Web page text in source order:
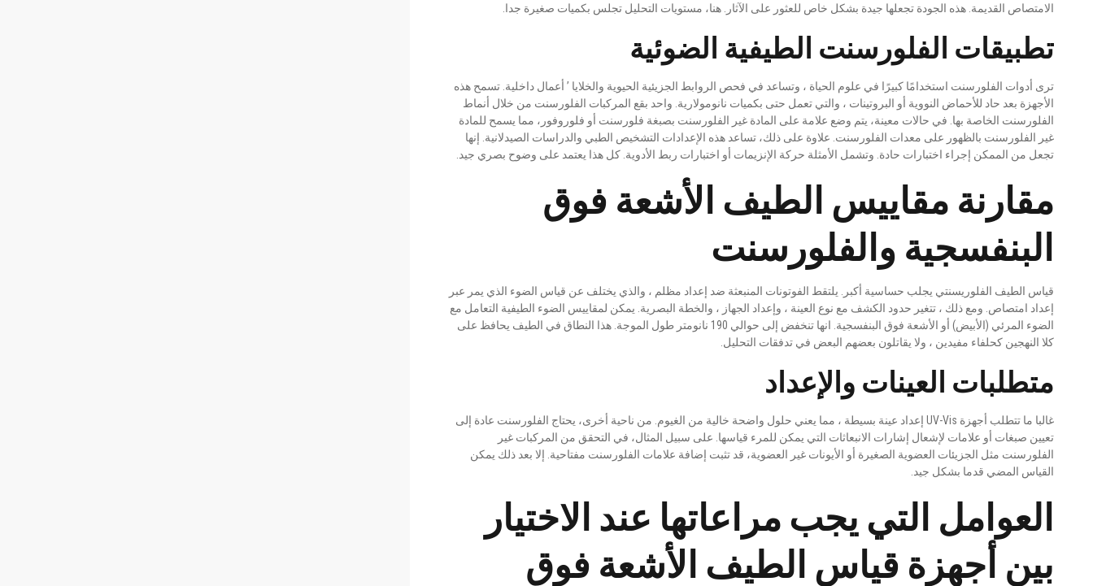
الامتصاص القديمة. هذه الجودة تجعلها جيدة بشكل خاص للعثور على الآثار. هنا، مستويات التحليل تجلس بكميات صغيرة جدا.
تطبيقات الفلورسنت الطيفية الضوئية
ترى أدوات الفلورسنت استخدامًا كبيرًا في علوم الحياة ، وتساعد في فحص الروابط الجزيئية الحيوية والخلايا ’ أعمال داخلية. تسمح هذه
الأجهزة بعد حاد للأحماض النووية أو البروتينات ، والتي تعمل حتى بكميات نانومولارية. واحد بقع المركبات الفلورسنت من خلال أنماط
الفلورسنت الخاصة بها. في حالات معينة، يتم وضع علامة على المادة غير الفلورسنت بصبغة فلورسنت أو فلوروفور، مما يسمح للمادة
غير الفلورسنت بالظهور على معدات الفلورسنت. علاوة على ذلك، تساعد هذه الإعدادات التشخيص الطبي والدراسات الصيدلانية. إنها
تجعل من الممكن إجراء اختبارات حادة. وتشمل الأمثلة حركة الإنزيمات أو اختبارات ربط الأدوية. كل هذا يعتمد على وضوح بصري جيد.
مقارنة مقاييس الطيف الأشعة فوق
البنفسجية والفلورسنت
قياس الطيف الفلوريسنتي يجلب حساسية أكبر. يلتقط الفوتونات المنبعثة ضد إعداد مظلم ، والذي يختلف عن قياس الضوء الذي يمر عبر
إعداد امتصاص. ومع ذلك ، تتغير حدود الكشف مع نوع العينة ، وإعداد الجهاز ، والخطة البصرية. يمكن لمقاييس الضوء الطيفية التعامل مع
الضوء المرئي (الأبيض) أو الأشعة فوق البنفسجية. انها تنخفض إلى حوالي 190 نانومتر طول الموجة. هذا النطاق في الطيف يحافظ على
كلا النهجين كحلفاء مفيدين ، ولا يقاتلون بعضهم البعض في تدفقات التحليل.
متطلبات العينات والإعداد
غالبا ما تتطلب أجهزة UV-Vis إعداد عينة بسيطة ، مما يعني حلول واضحة خالية من الغيوم. من ناحية أخرى، يحتاج الفلورسنت عادة إلى
تعيين صبغات أو علامات لإشعال إشارات الانبعاثات التي يمكن للمرء قياسها. على سبيل المثال، في التحقق من المركبات غير
الفلورسنت مثل الجزيئات العضوية الصغيرة أو الأيونات غير العضوية، قد تثبت إضافة علامات الفلورسنت مفتاحية. إلا بعد ذلك يمكن
القياس المضي قدما بشكل جيد.
العوامل التي يجب مراعاتها عند الاختيار
بين أجهزة قياس الطيف الأشعة فوق